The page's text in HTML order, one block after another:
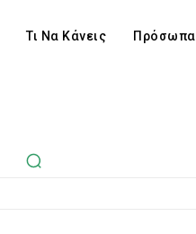
Τι Να Κάνεις Πρόσωπα